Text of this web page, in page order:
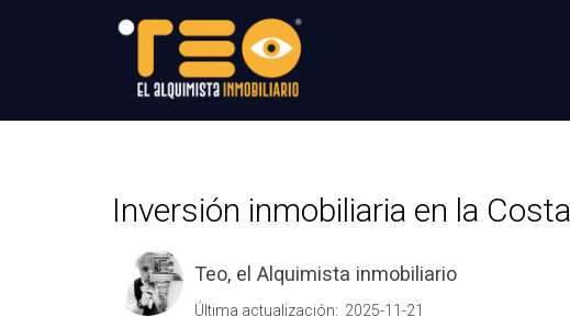
Inversión inmobiliaria en la
Teo, el Alquimista inmobiliario
Última actualización: 2025-11-21